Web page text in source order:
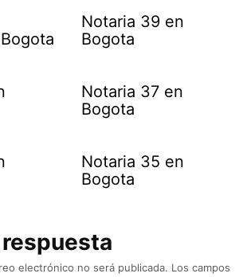
Notaria 39 en
Bogota
Notaria 37 en
Bogota
Notaria 35 en
Bogota
electrónico no será publicada. Los campos